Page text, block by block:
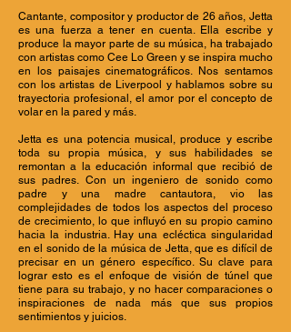
Cantante, compositor y productor de 26 años, Jetta
es una fuerza a tener en cuenta. Ella escribe y
produce la mayor parte de su música, ha trabajado
con artistas como Cee Lo Green y se inspira mucho
en los paisajes cinematográficos. Nos sentamos
con los artistas de Liverpool y hablamos sobre su
trayectoria profesional, el amor por el concepto de
volar en la pared y más.
Jetta es una potencia musical, produce y escribe
toda su propia música, y sus habilidades se
remontan a la educación informal que recibió de
sus padres. Con un ingeniero de sonido como
padre y una madre cantautora, vio las
complejidades de todos los aspectos del proceso
de crecimiento, lo que influyó en su propio camino
hacia la industria. Hay una ecléctica singularidad
en el sonido de la música de Jetta, que es difícil de
precisar en un género específico. Su clave para
lograr esto es el enfoque de visión de túnel que
tiene para su trabajo, y no hacer comparaciones o
inspiraciones de nada más que sus propios
sentimientos y juicios.